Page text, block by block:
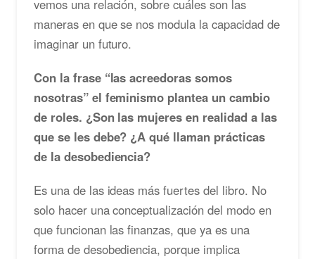
vemos una relación, sobre cuáles son las
maneras en que se nos modula la capacidad de
imaginar un futuro.
Con la frase “las acreedoras somos
nosotras” el feminismo plantea un cambio
de roles. ¿Son las mujeres en realidad a las
que se les debe? ¿A qué llaman prácticas
de la desobediencia?
Es una de las ideas más fuertes del libro. No
solo hacer una conceptualización del modo en
que funcionan las finanzas, que ya es una
forma de desobediencia, porque implica